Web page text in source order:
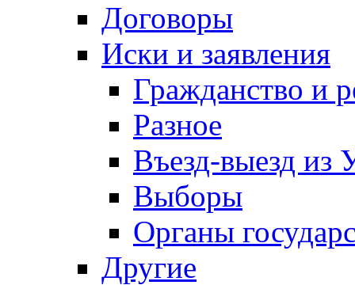
Договоры
Иски и заявления
Гражданство и
Разное
Въезд-выезд из
Выборы
Органы
Другие